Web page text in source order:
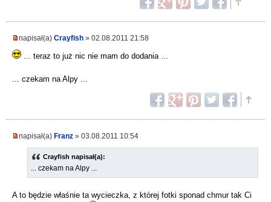
napisał(a) Crayfish » 02.08.2011 21:58
... teraz to już nic nie mam do dodania ...
... czekam na Alpy ...
napisał(a) Franz » 03.08.2011 10:54
Crayfish napisał(a):
... czekam na Alpy ...
A to będzie właśnie ta wycieczka, z której fotki sponad chmur tak Ci